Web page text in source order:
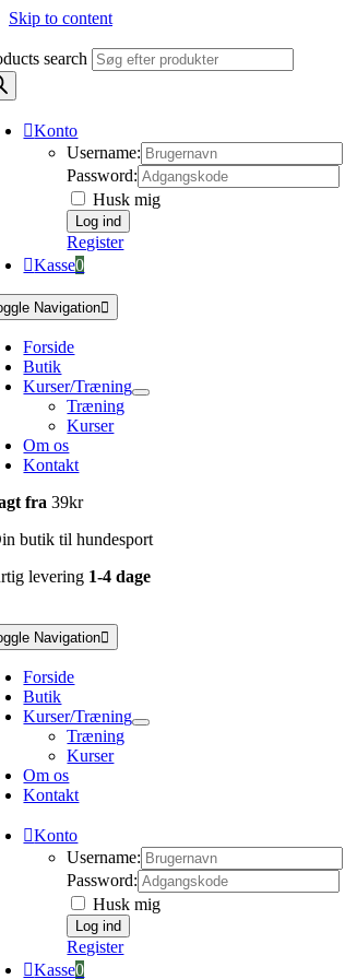
Skip to content
search
Konto
Username:
Password:
Husk mig
Register
Kasse0
Navigation
Forside
Butik
Kurser/Træning
Træning
Kurser
Om os
Kontakt
fra39kr
butik til hundesport
levering 1-4 dage
Navigation
Forside
Butik
Kurser/Træning
Træning
Kurser
Om os
Kontakt
Konto
Username:
Password:
Husk mig
Register
Kasse0